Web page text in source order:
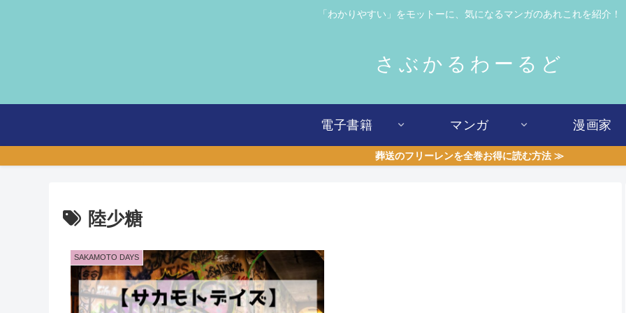
「わかりやすい」をモットーに、気になるマンガのあれこれを紹介！
さぶかるわーるど
電子書籍 マンガ 漫画家
葬送のフリーレンを全巻お得に読む方法 ≫
陸少糖
SAKAMOTO DAYS